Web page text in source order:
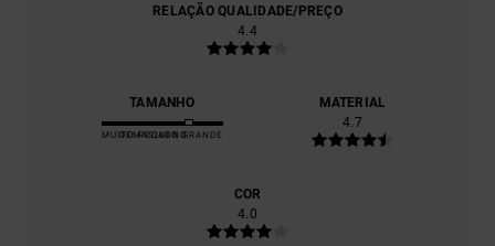
RELAÇÃO QUALIDADE/PREÇO
4.4
TAMANHO
MUITO PEQUENO
DEMASIADO GRANDE
MATERIAL
4.7
COR
4.0